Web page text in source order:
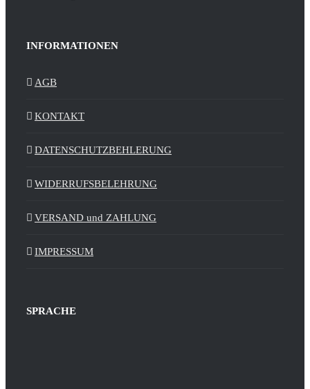
INFORMATIONEN
AGB
KONTAKT
DATENSCHUTZBEHLERUNG
WIDERRUFSBELEHRUNG
VERSAND und ZAHLUNG
IMPRESSUM
SPRACHE